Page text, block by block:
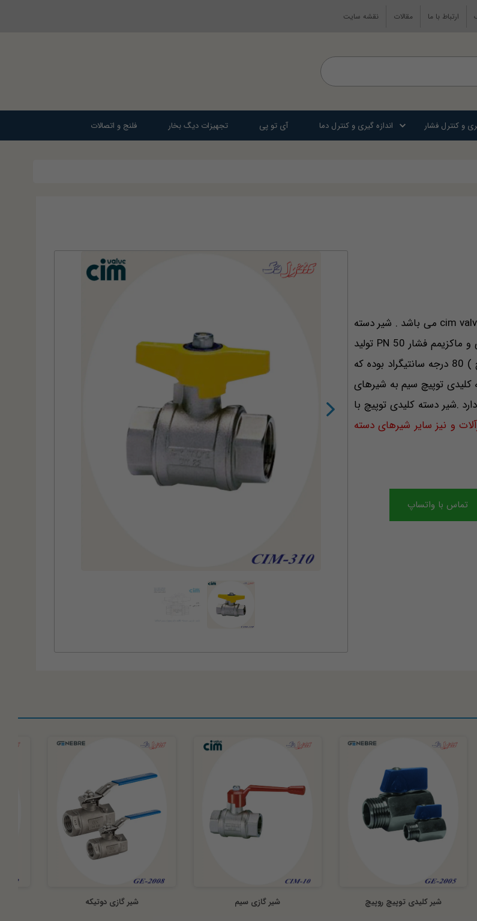
ارتباط با ما مقالات نقشه سایت
و کنترل فشار اندازه گیری و کنترل دما آی تو پی تجهیزات دیگ بخار فلنج و اتصالات
شیر دسته کلیدی توپیچ با کد cim310 محصول کشور ایتالیا با برند cim valve می باشد . شیر دسته
PN 50 تولید
می گردد . همچنین ماکزیمم دمای این شیر ( شیر دسته کلیدی توپیچ ) 80 درجه سانتیگراد بوده که
کلیدی توپیچ سیم به شیرهای
.شیر دسته کلیدی توپیچ با
و نیز سایر شیرهای دسته
تماس با واتساپ
شیر کلیدی توپیچ روپیچ شیر گازی سیم شیر گازی دوتیکه